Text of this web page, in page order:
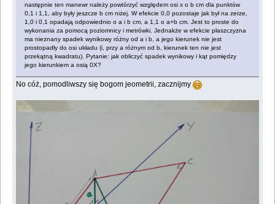
następnie ten manewr należy powtórzyć względem osi x o b cm dla punktów
0,1 i 1,1, aby były jeszcze b cm niżej. W efekcie 0,0 pozostaje jak był na zerze,
1,0 i 0,1 opadają odpowiednio o a i b cm, a 1,1 o a+b cm. Jest to proste do
wykonania za pomocą poziomnicy i metrówki. Jednakże w efekcie płaszczyzna
ma nieznany spadek wynikowy różny od a i b, a jego kierunek nie jest
prostopadły do osi układu (i, przy a różnym od b, kierunek ten nie jest
przekątną kwadratu). Pytanie: jak obliczyć spadek wynikowy i kąt pomiędzy
jego kierunkiem a osią 0X?
No cóż, pomodliwszy się bogom jeometrii, zacznijmy